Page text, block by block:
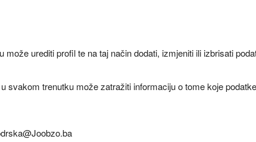
urediti profil te na taj način dodati, izmjeniti ili izbrisati
svakom trenutku može zatražiti informaciju o tome koje